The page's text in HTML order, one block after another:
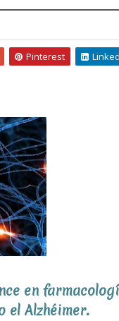
Pinterest
en
el Alzhéimer.